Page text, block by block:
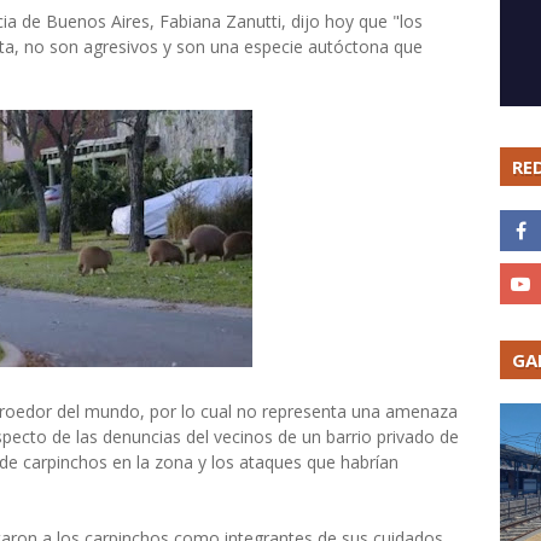
de Buenos Aires, Fabiana Zanutti, dijo hoy que "los
no son agresivos y son una especie autóctona que
del mundo, por lo cual no representa una amenaza
de las denuncias del vecinos de un barrio privado de
carpinchos en la zona y los ataques que habrían